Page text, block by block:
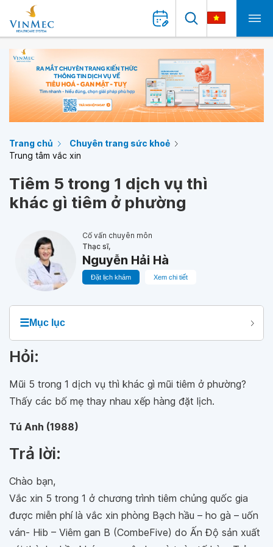
Trang chủ
Chuyên trang sức khoẻ
Trung tâm vắc xin
Tiêm 5 trong 1 dịch vụ thì
khác gì tiêm ở phường
Cố vấn chuyên môn
Thạc sĩ,
Nguyễn Hải Hà
Đặt lịch khám Xem chi tiết
☰Mục lục
Hỏi:
Mũi 5 trong 1 dịch vụ thì khác gì mũi tiêm ở phường?
Thấy các bố mẹ thay nhau xếp hàng đặt lịch.
Tú Anh (1988)
Trả lời:
Chào bạn,
Vắc xin 5 trong 1 ở chương trình tiêm chủng quốc gia
được miễn phí là vắc xin phòng Bạch hầu – ho gà – uốn
ván- Hib – Viêm gan B (CombeFive) do Ấn Độ sản xuất